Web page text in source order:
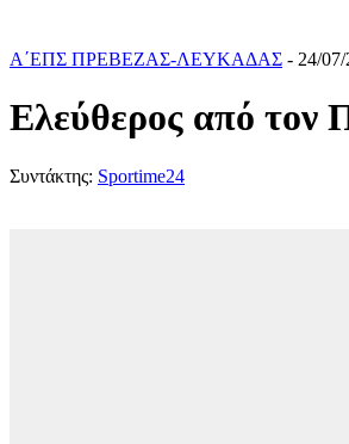
Α΄ΕΠΣ ΠΡΕΒΕΖΑΣ-ΛΕΥΚΑΔΑΣ - 24/
Ελεύθερος από
Συντάκτης: Sportime24